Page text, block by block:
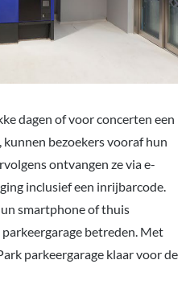
dagen of voor concerten een
bezoekers vooraf hun
ontvangen ze via e-
inclusief een inrijbarcode.
smartphone of thuis
betreden. Met
parkeergarage klaar voor de